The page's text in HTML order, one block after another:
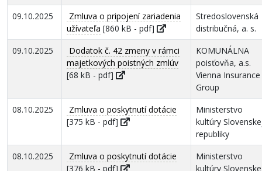
09.10.2025
Zmluva o pripojení zariadenia
užívateľa [860 kB - pdf]
Stredoslovenská
distribučná, a. s.
09.10.2025
Dodatok č. 42 zmeny v rámci
majetkových poistných zmlúv
[68 kB - pdf]
KOMUNÁLNA
poisťovňa, a.s.
Vienna Insurance
Group
08.10.2025
Zmluva o poskytnutí dotácie
[375 kB - pdf]
Ministerstvo
kultúry
republiky
08.10.2025
Zmluva o poskytnutí dotácie
[376 kB - pdf]
Ministerstvo
kultúry